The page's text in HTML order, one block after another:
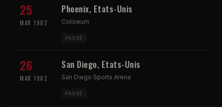
25
MAR 1982
Phoenix, Etats-Unis
Coliseum
PASSÉ
26
MAR 1982
San Diego, Etats-Unis
San Diego Sports Arena
PASSÉ